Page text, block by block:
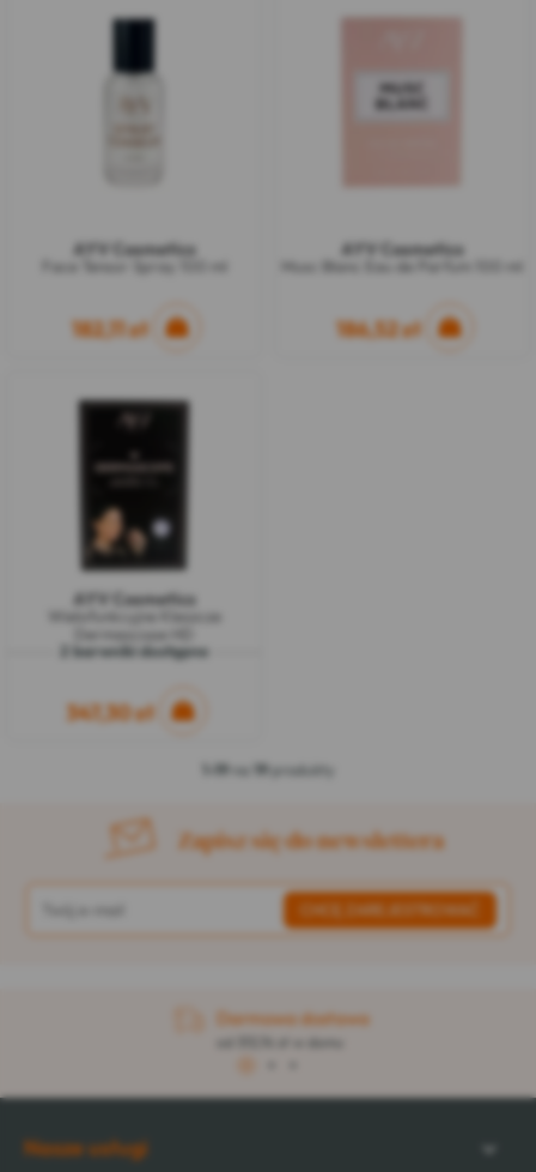
AYV Cosmetics
Face Tensor Spray 100 ml
182,11 zł
AYV Cosmetics
Musc Blanc Eau de Parfum 100 ml
186,52 zł
AYV Cosmetics
Wielofunkcyjne Kleszcze
Dermascope HD
2 barwniki dostępne
347,30 zł
1-19 na 19 produkty
Zapisz się do newslettera
Darmowa dostawa
1
Nasze usługi